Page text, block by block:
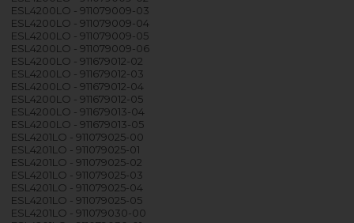
ESL4200LO - 911079009-03
ESL4200LO - 911079009-04
ESL4200LO - 911079009-05
ESL4200LO - 911079009-06
ESL4200LO - 911679012-02
ESL4200LO - 911679012-03
ESL4200LO - 911679012-04
ESL4200LO - 911679012-05
ESL4200LO - 911679013-04
ESL4200LO - 911679013-05
ESL4201LO - 911079025-00
ESL4201LO - 911079025-01
ESL4201LO - 911079025-02
ESL4201LO - 911079025-03
ESL4201LO - 911079025-04
ESL4201LO - 911079025-05
ESL4201LO - 911079030-00